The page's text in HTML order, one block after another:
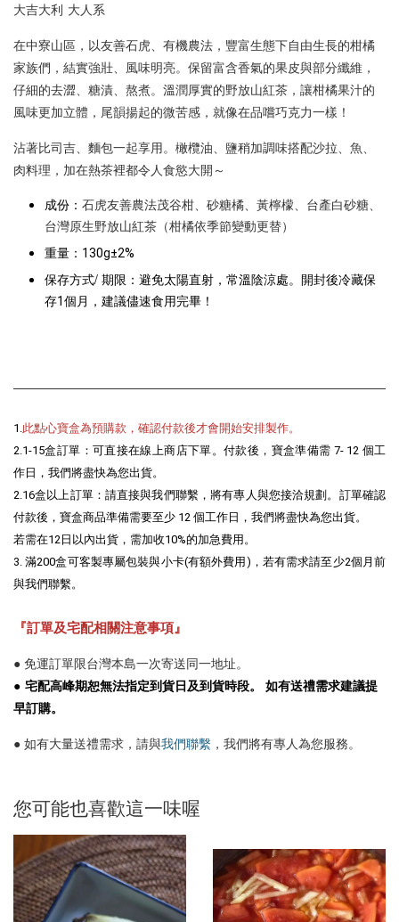
大吉大利 大人系
在中寮山區，以友善石虎、有機農法，豐富生態下自由生長的柑橘
家族們，結實強壯、風味明亮。保留富含香氣的果皮與部分纖維，
仔細的去澀、糖漬、熬煮。溫潤厚實的野放山紅茶，讓柑橘果汁的
風味更加立體，尾韻揚起的微苦感，就像在品嚐巧克力一樣！
沾著比司吉、麵包一起享用。 橄欖油、鹽稍加調味搭配沙拉、魚、
肉料理， 加在熱茶裡都令人食慾大開～
成份： 石虎友善農法茂谷柑、砂糖橘、黃檸檬、台產白砂糖、
台灣原生野放山紅茶（柑橘依季節變動更替）
重量： 130g±2%
保存方式/ 期限： 避免太陽直射，常溫陰涼處。開封後冷藏保
存1個月，建議儘速食用完畢！
1.
2.1-15盒訂單：可直接在線上商店下單。付款後，寶盒準備需 7- 12 個工
作日，我們將盡快為您出貨。
2.16盒以上訂單：請直接與我們聯繫，將有專人與您接洽規劃。訂單確認
付款後，寶盒商品準備需要至少 12 個工作日，我們將盡快為您出貨。
若需在12日以內出貨，需加收10%的加急費用。
3. 滿200盒可客製專屬包裝與小卡(有額外費用)，若有需求請至少2個月前
與我們聯繫。
『訂單及宅配相關注意事項』
● 免運訂單限台灣本島一次寄送同一地址。
● 宅配高峰期恕無法指定到貨日及到貨時段。
如有送禮需求建議提
早訂購。
● 如有大量送禮需求，請與我們聯繫 ，我們將有專人為您服務。
您可能也喜歡這一味喔